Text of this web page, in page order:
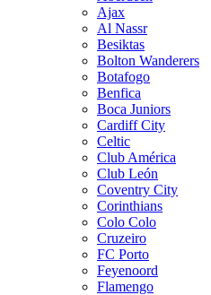
Ajax
Al Nassr
Besiktas
Bolton Wanderers
Botafogo
Benfica
Boca Juniors
Cardiff City
Celtic
Club América
Club León
Coventry City
Corinthians
Colo Colo
Cruzeiro
FC Porto
Feyenoord
Flamengo